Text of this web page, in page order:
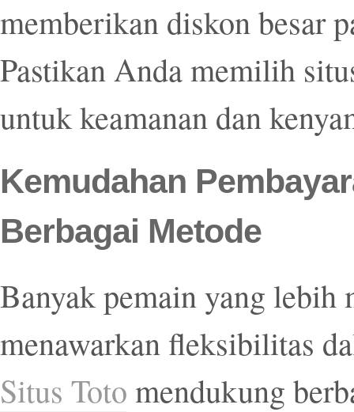
memberikan diskon besar
Pastikan Anda memilih
untuk keamanan dan
Kemudahan
Berbagai Metode
Banyak pemain yang
menawarkan fleksibilitas
Situs Toto mendukung